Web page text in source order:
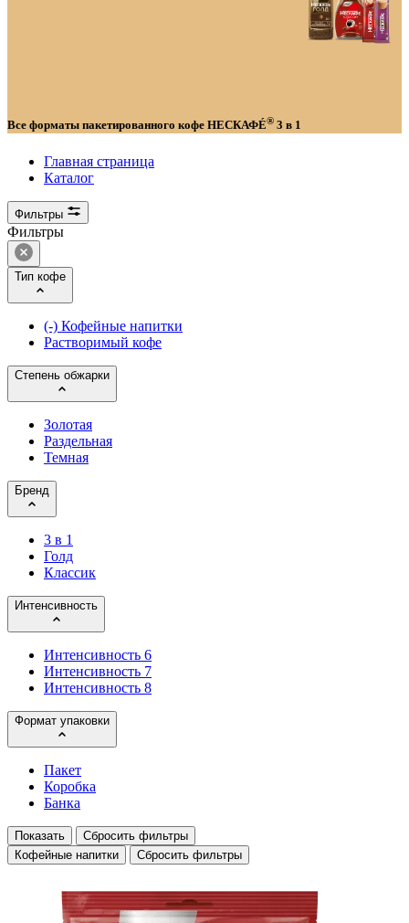
Все форматы пакетированного кофе НЕСКАФÉ® 3 в 1
Главная страница
Каталог
Фильтры
Фильтры
Тип кофе
(-) Кофейные напитки
Растворимый кофе
Степень обжарки
Золотая
Раздельная
Темная
Бренд
3 в 1
Голд
Классик
Интенсивность
Интенсивность 6
Интенсивность 7
Интенсивность 8
Формат упаковки
Пакет
Коробка
Банка
Показать
Сбросить фильтры
Кофейные напитки
Сбросить фильтры